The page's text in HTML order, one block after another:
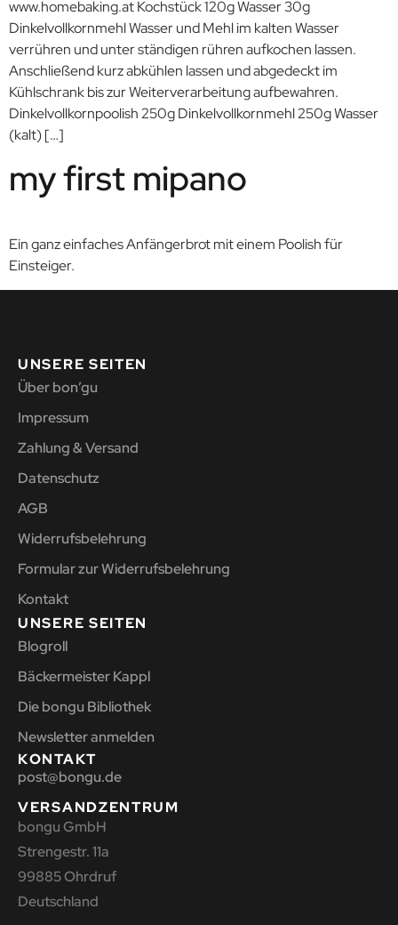
www.homebaking.at Kochstück 120g Wasser 30g
Dinkelvollkornmehl Wasser und Mehl im kalten Wasser
verrühren und unter ständigen rühren aufkochen lassen.
Anschließend kurz abkühlen lassen und abgedeckt im
Kühlschrank bis zur Weiterverarbeitung aufbewahren.
Dinkelvollkornpoolish 250g Dinkelvollkornmehl 250g Wasser
(kalt) […]
my first mipano
Ein ganz einfaches Anfängerbrot mit einem Poolish für
Einsteiger.
UNSERE SEITEN
Über bon’gu
Impressum
Zahlung & Versand
Datenschutz
AGB
Widerrufsbelehrung
Formular zur Widerrufsbelehrung
Kontakt
UNSERE SEITEN
Blogroll
Bäckermeister Kappl
Die bongu Bibliothek
Newsletter anmelden
KONTAKT
post@bongu.de
VERSANDZENTRUM
bongu GmbH
Strengestr. 11a
99885 Ohrdruf
Deutschland